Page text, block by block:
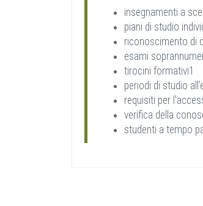
insegnamenti a
piani di studio
riconoscimento di
esami
tirocini formativi1
periodi di studio
requisiti per
verifica della
studenti a tempo